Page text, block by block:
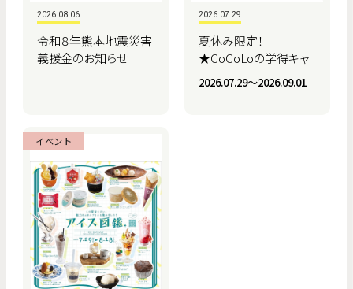
2026.08.06
令和８年熊本地震災害
義援金のお知らせ
2026.07.29
夏休み限定！
★CoCoLoの学得キャ
ンペーン★
2026.07.29〜2026.09.01
イベント